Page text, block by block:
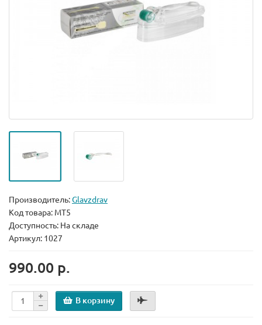
Производитель:Glavzdrav
Код товара: MT5
Доступность: На складе
Артикул: 1027
990.00 р.
В корзину